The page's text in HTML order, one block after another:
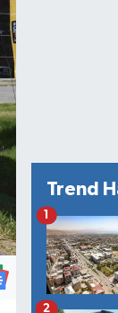
Trend
1
2